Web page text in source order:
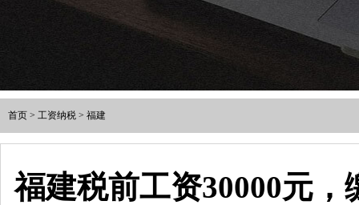
首页 > 工资纳税 > 福建
福建税前工资30000元